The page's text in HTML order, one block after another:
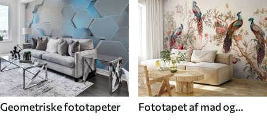
Geometriske fototapeter
Fototapet af mad og